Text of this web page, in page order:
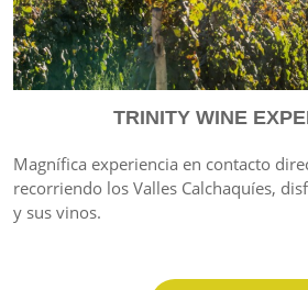
TRINITY WINE
Magnífica experiencia en contacto
recorriendo los Valles Calchaquíes,
y sus vinos.